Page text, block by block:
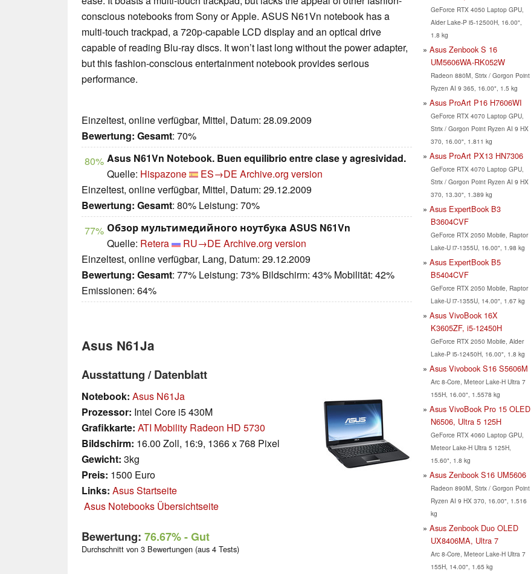
conscious notebooks from Sony or Apple. ASUS N61Vn notebook has a
multi-touch trackpad, a 720p-capable LCD display and an optical drive
capable of reading Blu-ray discs. It won’t last long without the power adapter,
but this fashion-conscious entertainment notebook provides serious
performance.
Einzeltest, online verfügbar, Mittel, Datum: 28.09.2009
Bewertung: Gesamt: 70%
80% Asus N61Vn Notebook. Buen equilibrio entre clase y agresividad.
Quelle: Hispazone ES→DE Archive.org version
Einzeltest, online verfügbar, Mittel, Datum: 29.12.2009
Bewertung: Gesamt: 80% Leistung: 70%
77% Обзор мультимедийного ноутбука ASUS N61Vn
Quelle: Retera RU→DE Archive.org version
Einzeltest, online verfügbar, Lang, Datum: 29.12.2009
Bewertung: Gesamt: 77% Leistung: 73% Bildschirm: 43% Mobilität: 42%
Emissionen: 64%
Asus N61Ja
Ausstattung / Datenblatt
Notebook: Asus N61Ja
Prozessor: Intel Core i5 430M
Grafikkarte: ATI Mobility Radeon HD 5730
Bildschirm: 16.00 Zoll, 16:9, 1366 x 768 Pixel
Gewicht: 3kg
Preis: 1500 Euro
Links: Asus Startseite
Asus Notebooks Übersichtseite
Bewertung: 76.67%- Gut
Durchschnitt von 3 Bewertungen (aus 4 Tests)
GeForce RTX 4050 Laptop GPU,
Alder Lake-P i5-12500H, 16.00",
1.8 kg
Asus Zenbook S 16
UM5606WA-RK052W
Radeon 880M, Strix / Gorgon Point
Ryzen AI 9 365, 16.00", 1.5 kg
Asus ProArt P16 H7606WI
GeForce RTX 4070 Laptop GPU,
Strix / Gorgon Point Ryzen AI 9 HX
370, 16.00", 1.811 kg
Asus ProArt PX13 HN7306
GeForce RTX 4070 Laptop GPU,
Strix / Gorgon Point Ryzen AI 9 HX
370, 13.30", 1.389 kg
Asus ExpertBook B3
B3604CVF
GeForce RTX 2050 Mobile, Raptor
Lake-U i7-1355U, 16.00", 1.98 kg
Asus ExpertBook B5
B5404CVF
GeForce RTX 2050 Mobile, Raptor
Lake-U i7-1355U, 14.00", 1.67 kg
Asus VivoBook 16X
K3605ZF, i5-12450H
GeForce RTX 2050 Mobile, Alder
Lake-P i5-12450H, 16.00", 1.8 kg
Asus Vivobook S16 S5606M
Arc 8-Core, Meteor Lake-H Ultra 7
155H, 16.00", 1.5578 kg
Asus VivoBook Pro 15 OLED
N6506, Ultra 5 125H
GeForce RTX 4060 Laptop GPU,
Meteor Lake-H Ultra 5 125H,
15.60", 1.8 kg
Asus Zenbook S16 UM5606
Radeon 890M, Strix / Gorgon Point
Ryzen AI 9 HX 370, 16.00", 1.516
kg
Asus Zenbook Duo OLED
UX8406MA, Ultra 7
Arc 8-Core, Meteor Lake-H Ultra 7
155H, 14.00", 1.65 kg